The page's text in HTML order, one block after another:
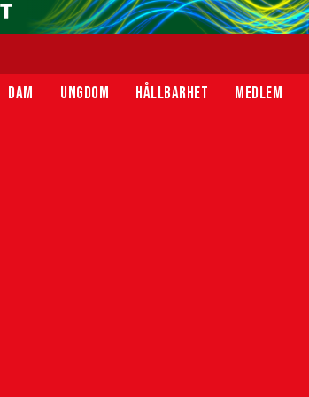
DAM UNGDOM HÅLLBARHET MEDLEM